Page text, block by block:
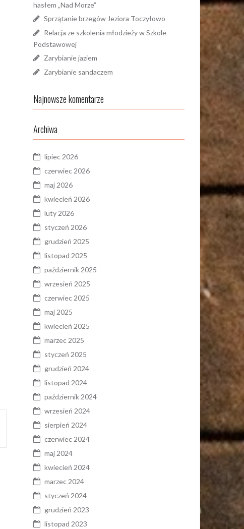
hasłem „Nad Morze”
Sprzątanie brzegów Jeziora Toczyłowo
Relacja ze szkolenia młodzieży w Szkole
Podstawowej
Zarybianie jaziem
Zarybianie sandaczem
Najnowsze komentarze
Archiwa
lipiec 2026
czerwiec 2026
maj 2026
kwiecień 2026
luty 2026
styczeń 2026
grudzień 2025
listopad 2025
październik 2025
wrzesień 2025
czerwiec 2025
maj 2025
kwiecień 2025
marzec 2025
styczeń 2025
grudzień 2024
listopad 2024
październik 2024
wrzesień 2024
sierpień 2024
czerwiec 2024
maj 2024
kwiecień 2024
marzec 2024
styczeń 2024
grudzień 2023
listopad 2023